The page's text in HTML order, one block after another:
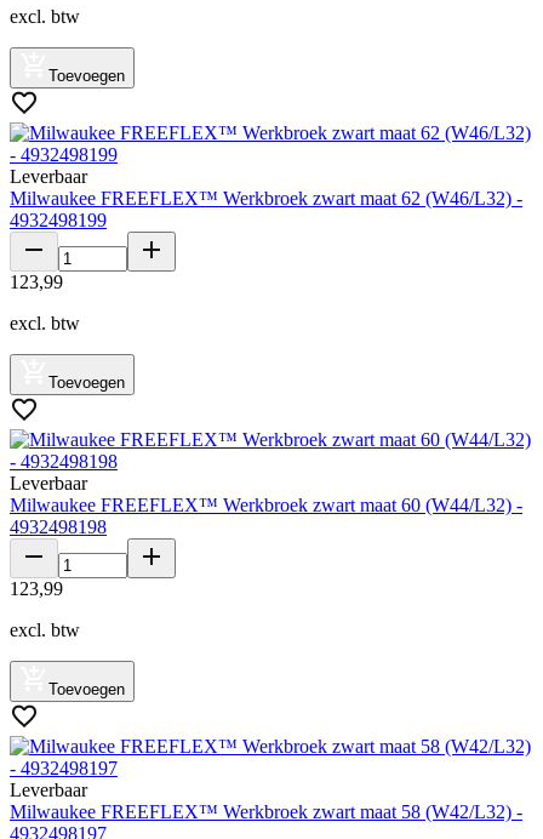
excl. btw
Toevoegen
Leverbaar
Milwaukee FREEFLEX™ Werkbroek zwart maat 62 (W46/L32) -
4932498199
123,99
excl. btw
Toevoegen
Leverbaar
Milwaukee FREEFLEX™ Werkbroek zwart maat 60 (W44/L32) -
4932498198
123,99
excl. btw
Toevoegen
Leverbaar
Milwaukee FREEFLEX™ Werkbroek zwart maat 58 (W42/L32) -
4932498197